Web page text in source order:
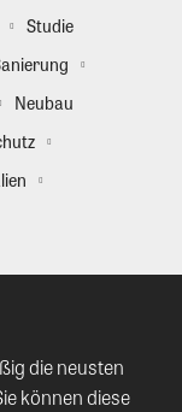
Studie
Neubau
die neusten
können diese